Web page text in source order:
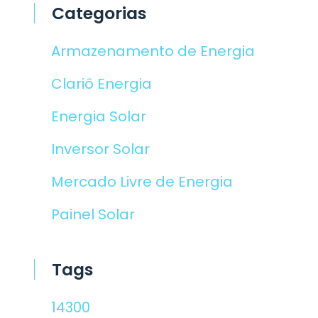
Categorias
Armazenamento de Energia
Clariô Energia
Energia Solar
Inversor Solar
Mercado Livre de Energia
Painel Solar
Tags
14300